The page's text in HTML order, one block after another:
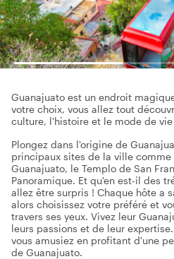
Guanajuato est un endroit
votre choix, vous allez tout
culture, l'histoire et le mode de
Plongez dans l'origine de
principaux sites de la ville
Guanajuato, le Templo de San
Panoramique. Et qu'en est-il des
allez être surpris ! Chaque hôte a
alors choisissez votre préféré et
travers ses yeux. Vivez leur
leurs passions et de leur
vous amusiez en profitant d'une
de Guanajuato.